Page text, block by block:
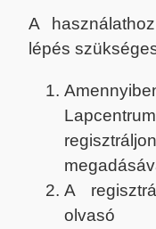
A
lépés
A
olvasó